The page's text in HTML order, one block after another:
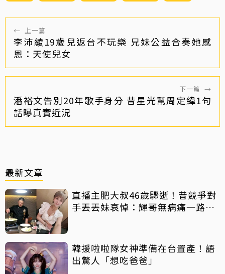
← 上一篇
李沛綾19歲兒返台不玩樂 兄妹公益合奏她感
恩：天使兒女
下一篇 →
潘裕文告別20年歌手身分 昔星光幫周定緯1句
話曝真實近況
最新文章
直播主肥大叔46歲驟逝！昔競爭對
手丟丟妹哀悼：輝哥無病痛一路好
韓援啦啦隊女神準備在台置產！語
出驚人「想吃爸爸」